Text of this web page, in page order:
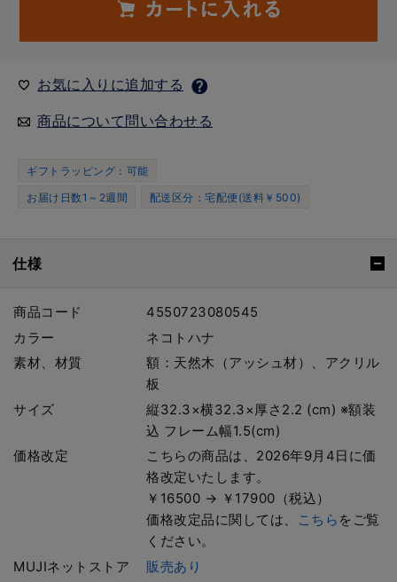
お気に入りに追加する
商品について問い合わせる
ギフトラッピング：可能
お届け日数1～2週間
配送区分：宅配便(送料￥500)
仕様
商品コード
4550723080545
カラー
ネコトハナ
素材、材質
額：天然木（アッシュ材）、アクリル
板
サイズ
縦32.3×横32.3×厚さ2.2 (cm) ※額装
込 フレーム幅1.5(cm)
価格改定
こちらの商品は、2026年9月4日に価
格改定いたします。
￥16500 → ￥17900（税込）
価格改定品に関しては、
こちら をご覧
ください。
MUJIネットストア
販売あり